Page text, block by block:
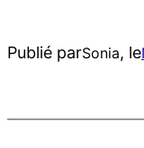
Publié parSonia, le